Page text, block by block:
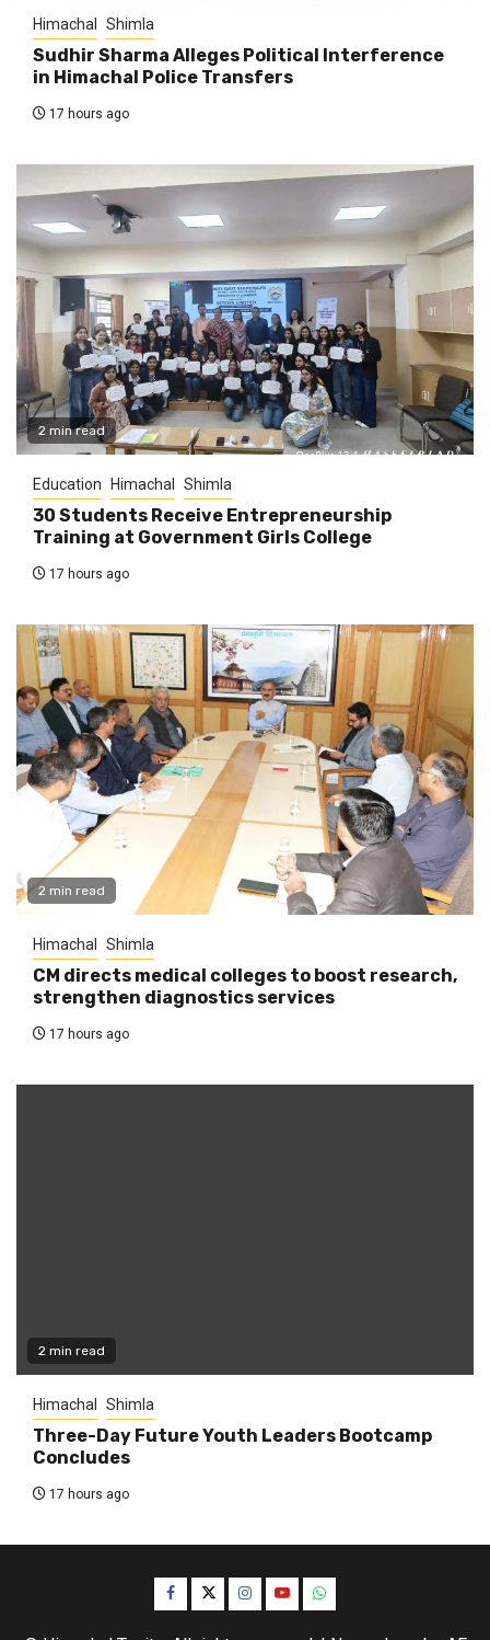
Himachal Shimla
Sudhir Sharma Alleges Political Interference
in Himachal Police Transfers
17 hours ago
2 min read
Education Himachal Shimla
30 Students Receive Entrepreneurship
Training at Government Girls College
17 hours ago
2 min read
Himachal Shimla
CM directs medical colleges to boost research,
strengthen diagnostics services
17 hours ago
2 min read
Himachal Shimla
Three-Day Future Youth Leaders Bootcamp
Concludes
17 hours ago
Facebook
TwitterInstagram
YouTubeWhatsApp